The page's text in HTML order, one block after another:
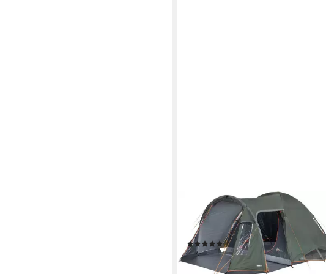
HIGH PEAK
Kuppelzelt Zelt Tessin 5.1, Personen:
(4)
199,99 € UVP229,95 €
-13%